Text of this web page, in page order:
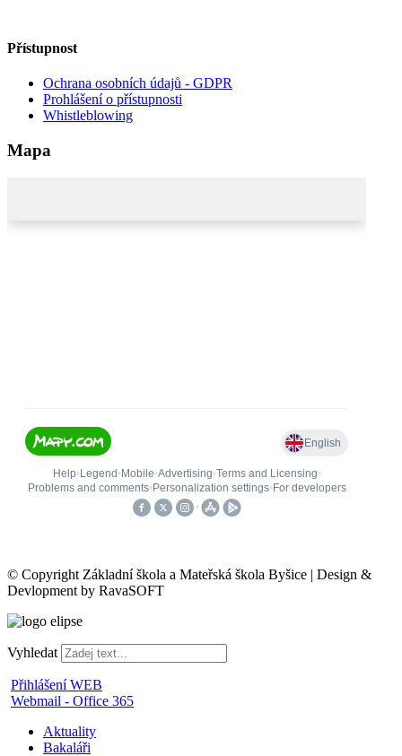
Přístupnost
Ochrana osobních údajů - GDPR
Prohlášení o přístupnosti
Whistleblowing
Mapa
© Copyright Základní škola a Mateřská škola Byšice | Design &
Devlopment by RavaSOFT
Vyhledat
Přihlášení WEB
Webmail - Office 365
Aktuality
Bakaláři